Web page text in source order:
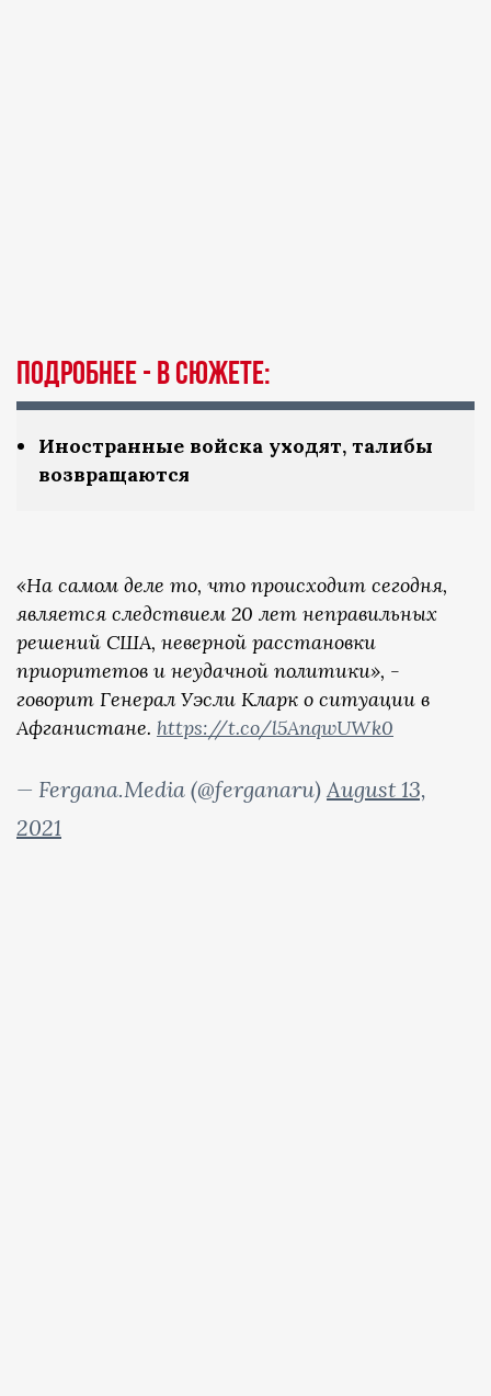
Подробнее - в сюжете:
Иностранные войска уходят, талибы
возвращаются
«На самом деле то, что происходит сегодня,
является следствием 20 лет неправильных
решений США, неверной расстановки
приоритетов и неудачной политики», -
говорит Генерал Уэсли Кларк о ситуации в
Афганистане. https://t.co/l5AnqwUWk0
— Fergana.Media (@ferganaru) August 13,
2021